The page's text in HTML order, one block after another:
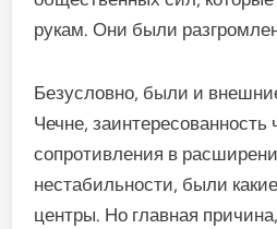
рукам. Они были
Безусловно, были и
Чечне, заинтересованность
сопротивления в
нестабильности, были
центры. Но главная